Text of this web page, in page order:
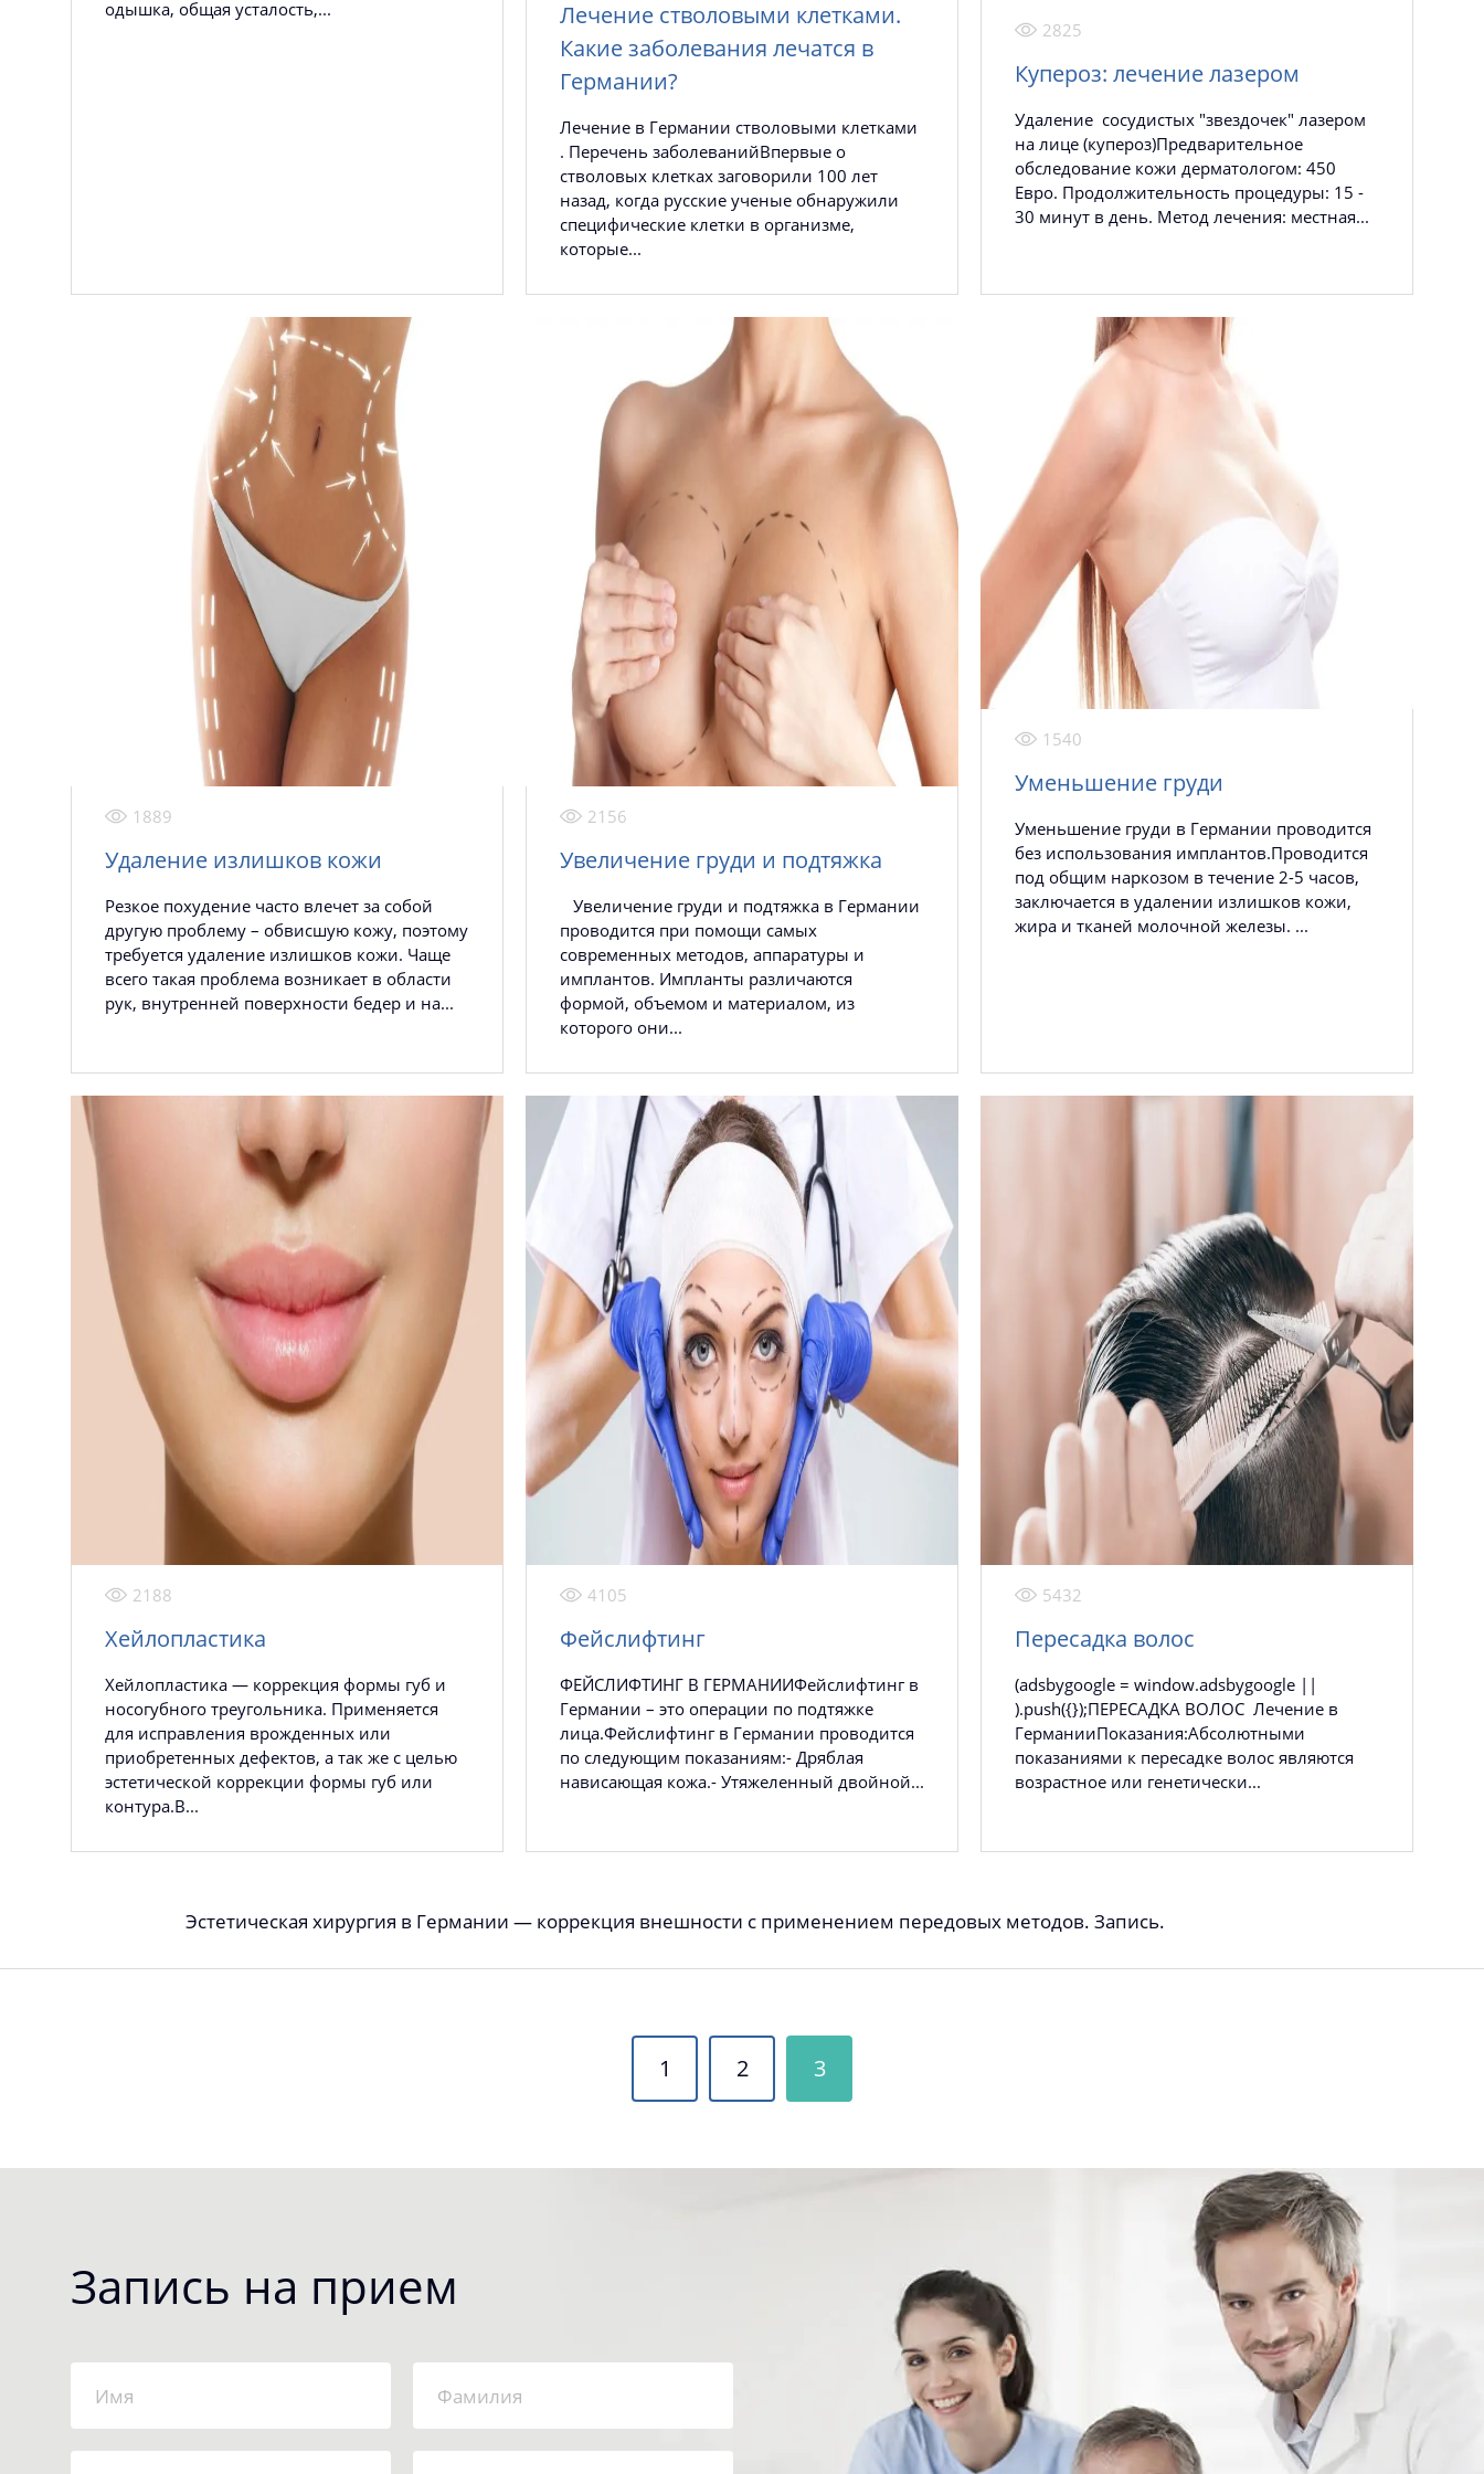
одышка, общая усталость,...
Лечение стволовыми клетками.
Какие заболевания лечатся в
Германии?
Лечение в Германии стволовыми клетками
. Перечень заболеванийВпервые о
стволовых клетках заговорили 100 лет
назад, когда русские ученые обнаружили
специфические клетки в организме,
которые...
2825
Купероз: лечение лазером
Удаление сосудистых "звездочек" лазером
на лице (купероз)Предварительное
обследование кожи дерматологом: 450
Евро. Продолжительность процедуры: 15 -
30 минут в день. Метод лечения: местная...
1889
Удаление излишков кожи
Резкое похудение часто влечет за собой
другую проблему – обвисшую кожу, поэтому
требуется удаление излишков кожи. Чаще
всего такая проблема возникает в области
рук, внутренней поверхности бедер и на...
2156
Увеличение груди и подтяжка
Увеличение груди и подтяжка в Германии
проводится при помощи самых
современных методов, аппаратуры и
имплантов. Импланты различаются
формой, объемом и материалом, из
которого они...
1540
Уменьшение груди
Уменьшение груди в Германии проводится
без использования имплантов.Проводится
под общим наркозом в течение 2-5 часов,
заключается в удалении излишков кожи,
жира и тканей молочной железы. ...
2188
Хейлопластика
Хейлопластика — коррекция формы губ и
носогубного треугольника. Применяется
для исправления врожденных или
приобретенных дефектов, а так же с целью
эстетической коррекции формы губ или
контура.В...
4105
Фейслифтинг
ФЕЙСЛИФТИНГ В ГЕРМАНИИФейслифтинг в
Германии – это операции по подтяжке
лица.Фейслифтинг в Германии проводится
по следующим показаниям:- Дряблая
нависающая кожа.- Утяжеленный двойной...
5432
Пересадка волос
(adsbygoogle = window.adsbygoogle ||
).push({});ПЕРЕСАДКА ВОЛОС Лечение в
ГерманииПоказания:Абсолютными
показаниями к пересадке волос являются
возрастное или генетически...
Эстетическая хирургия в Германии — коррекция внешности с применением передовых методов. Запись.
1 2 3
Запись на прием